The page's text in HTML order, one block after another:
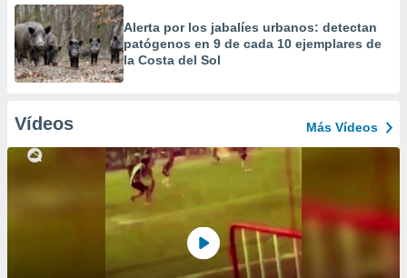
Alerta por los jabalíes urbanos: detectan
patógenos en 9 de cada 10 ejemplares de
la Costa del Sol
Vídeos Más Vídeos